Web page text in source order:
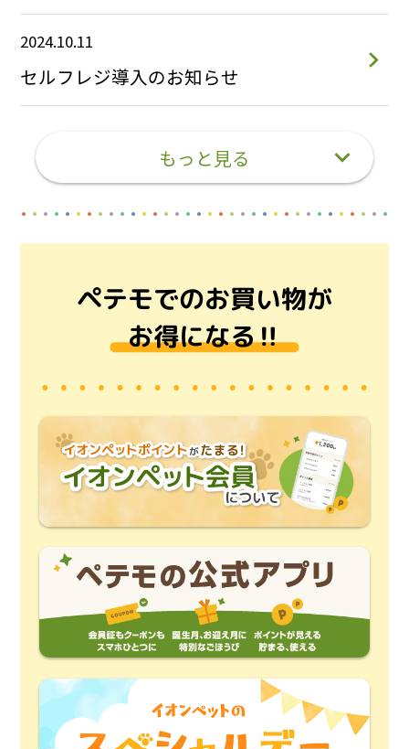
2024.10.11
セルフレジ導入のお知らせ
もっと見る
ペテモでのお買い物が
お得になる‼